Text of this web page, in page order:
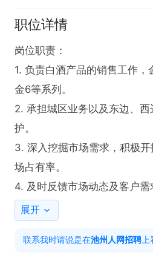
职位详情
岗位职责：
1. 负责白酒产品的销售工作，
金6等系列。
2. 承担城区业务以及东边、
护。
3. 深入挖掘市场需求，积极
场占有率。
4. 及时反馈市场动态及客户需
供依据。
5. 与客户保持良好沟通，建立
提高客户满意度。
展开
联系我时请说是在池州人网招聘